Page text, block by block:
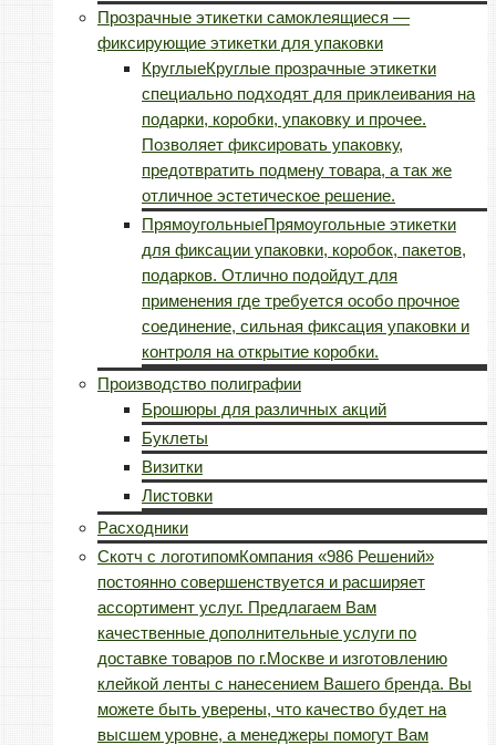
Прозрачные этикетки самоклеящиеся —
фиксирующие этикетки для упаковки
КруглыеКруглые прозрачные этикетки
специально подходят для приклеивания на
подарки, коробки, упаковку и прочее.
Позволяет фиксировать упаковку,
предотвратить подмену товара, а так же
отличное эстетическое решение.
ПрямоугольныеПрямоугольные этикетки
для фиксации упаковки, коробок, пакетов,
подарков. Отлично подойдут для
применения где требуется особо прочное
соединение, сильная фиксация упаковки и
контроля на открытие коробки.
Производство полиграфии
Брошюры для различных акций
Буклеты
Визитки
Листовки
Расходники
Скотч с логотипомКомпания «986 Решений»
постоянно совершенствуется и расширяет
ассортимент услуг. Предлагаем Вам
качественные дополнительные услуги по
доставке товаров по г.Москве и изготовлению
клейкой ленты с нанесением Вашего бренда. Вы
можете быть уверены, что качество будет на
высшем уровне, а менеджеры помогут Вам